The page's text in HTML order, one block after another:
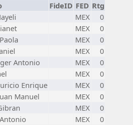
FideID FED Rtg
MEX
0
MEX
0
MEX
0
MEX
0
Antonio MEX
0
MEX
0
Enrique MEX
0
Manuel MEX
0
MEX
0
MEX
0